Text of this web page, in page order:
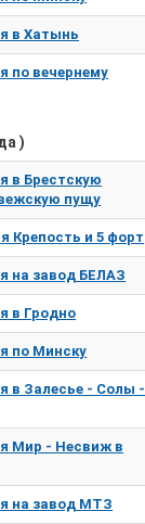
в Хатынь
по вечернему
)
в Брестскую
пущу
Крепость и 5 форт
на завод БЕЛАЗ
в Гродно
по Минску
в Залесье - Солы -
Мир - Несвиж в
на завод МТЗ